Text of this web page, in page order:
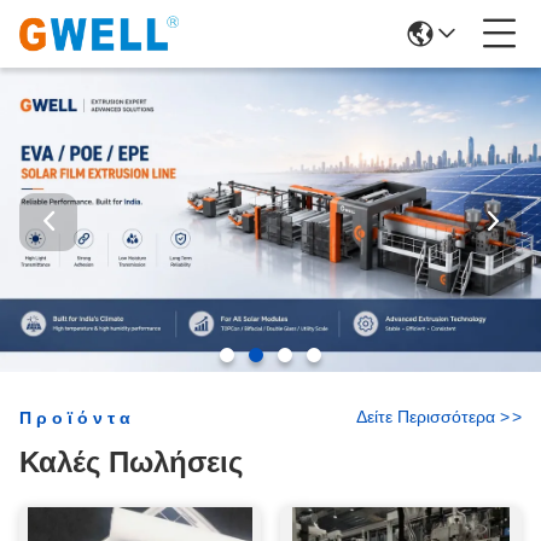
Προϊόντα
Καλές Πωλήσεις
Δείτε Περισσότερα >>